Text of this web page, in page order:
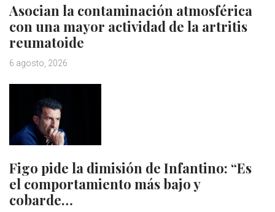
Asocian la contaminación atmosférica
con una mayor actividad de la artritis
reumatoide
6 agosto, 2026
Figo pide la dimisión de Infantino: “Es
el comportamiento más bajo y
cobarde…